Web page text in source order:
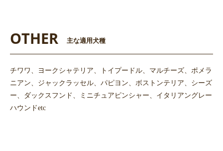
OTHER 主な適用犬種
チワワ、ヨークシャテリア、トイプードル、マルチーズ、ポメラ
ニアン、ジャックラッセル、パピヨン、ボストンテリア、シーズ
ー、ダックスフンド、ミニチュアピンシャー、イタリアングレー
ハウンドetc